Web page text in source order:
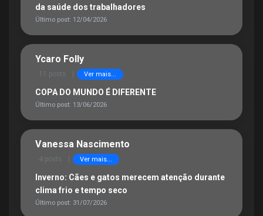
da saúde dos trabalhadores
Último post: 12/04/2026
Ycaro Folly
11 posts Ver mais...
COPA DO MUNDO É DIFERENTE
Último post: 13/06/2026
Vanessa Nascimento
4 posts Ver mais...
Inverno: Cães e gatos merecem atenção durante
clima frio e tempo seco
Último post: 31/07/2026